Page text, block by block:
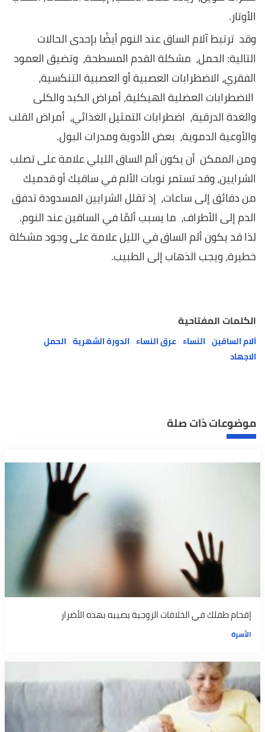
الأوتار.
وقد ترتبط آلام الساق عند النوم أيضًا بإحدى الحالات
التالية: الحمل، مشكلة القدم المسطحة، وتضيق العمود
الفقري، الاضطرابات العصبية أو العصبية التنكسية،
الاضطرابات العضلية الهيكلية، أمراض الكبد والكلى
والغدة الدرقية، اضطرابات التمثيل الغذائي، أمراض القلب
والأوعية الدموية، بعض الأدوية ومدرات البول.
ومن الممكن أن يكون ألم الساق الليلي علامة على تصلب
الشرايين، وقد تستمر نوبات الألم في ساقيك أو قدميك
من دقائق إلى ساعات، إذ تقلل الشرايين المسدودة تدفق
الدم إلى الأطراف، ما يسبب ألمًا في الساقين عند النوم.
لذا قد يكون ألم الساق في الليل علامة على وجود مشكلة
خطيرة، ويجب الذهاب إلى الطبيب.
الكلمات المفتاحية
آلام الساقين النساء عرق النساء الدورة الشهرية الحمل
الاجهاد
موضوعات ذات صلة
إقحام طفلك في الخلافات الزوجية يصيبه بهذه الأضرار
الأسرة